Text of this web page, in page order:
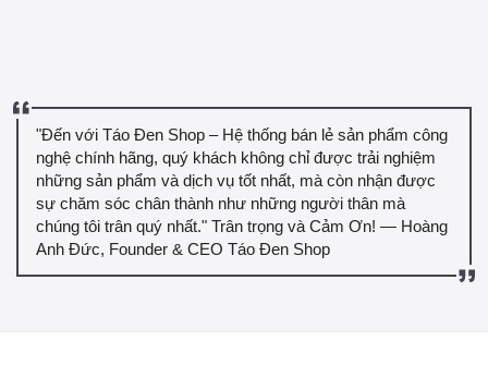
"Đến với Táo Đen Shop – Hệ thống bán lẻ sản phẩm công
nghệ chính hãng, quý khách không chỉ được trải nghiệm
những sản phẩm và dịch vụ tốt nhất, mà còn nhận được
sự chăm sóc chân thành như những người thân mà
chúng tôi trân quý nhất." Trân trọng và Cảm Ơn! — Hoàng
Anh Đức, Founder & CEO Táo Đen Shop